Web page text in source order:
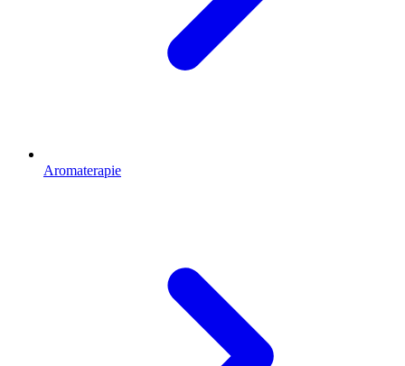
Aromaterapie